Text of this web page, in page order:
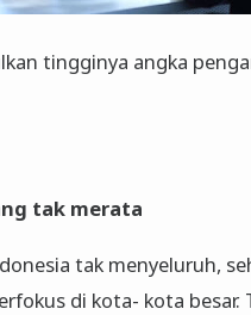
tingginya angka
tak merata
tak menyeluruh,
di kota- kota besar.